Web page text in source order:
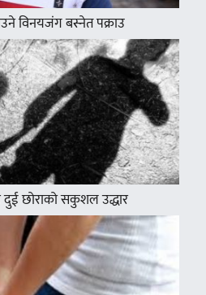
विनयजंग बस्नेत पक्राउ
दुई छोराको सकुशल उद्धार